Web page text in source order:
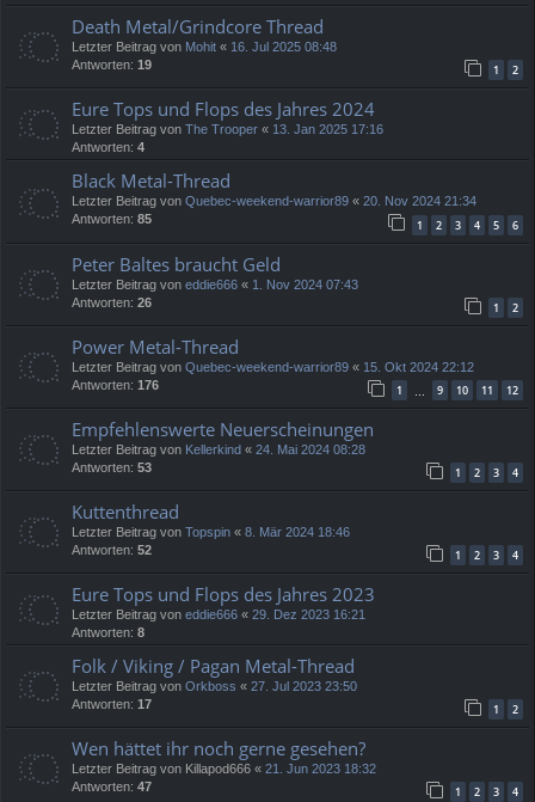
Death Metal/Grindcore Thread
Letzter Beitrag von Mohit « 16. Jul 2025 08:48
Antworten: 19 1 2
Eure Tops und Flops des Jahres 2024
Letzter Beitrag von The Trooper « 13. Jan 2025 17:16
Antworten: 4
Black Metal-Thread
Letzter Beitrag von Quebec-weekend-warrior89 « 20. Nov 2024 21:34
Antworten: 85 1 2 3 4 5 6
Peter Baltes braucht Geld
Letzter Beitrag von eddie666 « 1. Nov 2024 07:43
Antworten: 26 1 2
Power Metal-Thread
Letzter Beitrag von Quebec-weekend-warrior89 « 15. Okt 2024 22:12
Antworten: 176 1 9 10 11 12
Empfehlenswerte Neuerscheinungen
Letzter Beitrag von Kellerkind « 24. Mai 2024 08:28
Antworten: 53 1 2 3 4
Kuttenthread
Letzter Beitrag von Topspin « 8. Mär 2024 18:46
Antworten: 52 1 2 3 4
Eure Tops und Flops des Jahres 2023
Letzter Beitrag von eddie666 « 29. Dez 2023 16:21
Antworten: 8
Folk / Viking / Pagan Metal-Thread
Letzter Beitrag von Orkboss « 27. Jul 2023 23:50
Antworten: 17 1 2
Wen hättet ihr noch gerne gesehen?
Letzter Beitrag von Killapod666 « 21. Jun 2023 18:32
Antworten: 47 1 2 3 4